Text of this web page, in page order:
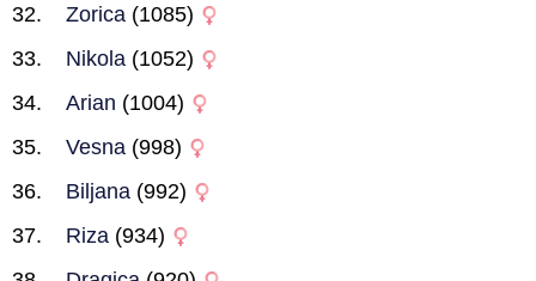
Zorica (1085)
Nikola (1052)
Arian (1004)
Vesna (998)
Biljana (992)
Riza (934)